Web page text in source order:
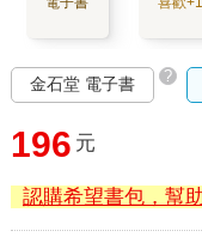
金石堂 電子書 ?
196 元
認購希望書包，幫